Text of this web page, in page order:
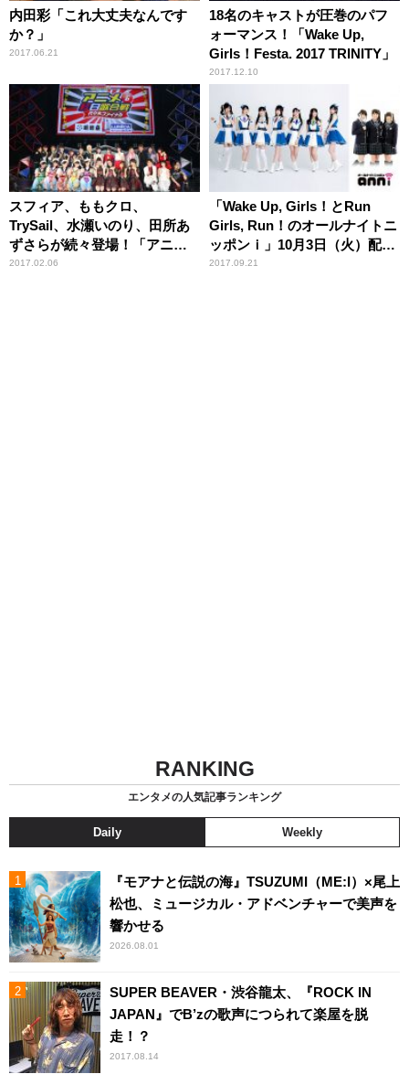
内田彩「これ大丈夫なんです
か？」
2017.06.21
18名のキャストが圧巻のパフ
ォーマンス！「Wake Up,
Girls！Festa. 2017 TRINITY」
2017.12.10
スフィア、ももクロ、
TrySail、水瀬いのり、田所あ
ずさらが続々登場！「アニメ
紅白歌合戦」に8,000人が熱
2017.02.06
「Wake Up, Girls！とRun
Girls, Run！のオールナイトニ
ッポンｉ」10月3日（火）配信
スタート
2017.09.21
RANKING
エンタメの人気記事ランキング
Daily Weekly
『モアナと伝説の海』TSUZUMI（ME:I）×尾上
松也、ミュージカル・アドベンチャーで美声を
響かせる
2026.08.01
SUPER BEAVER・渋谷龍太、『ROCK IN
JAPAN』でB’zの歌声につられて楽屋を脱
走！？
2017.08.14